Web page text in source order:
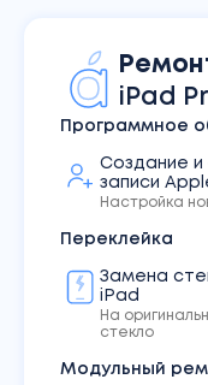
iPad
Программное
Создание и
записи
Настройка
Переклейка
Замена
iPad
На
стекло
Модульный